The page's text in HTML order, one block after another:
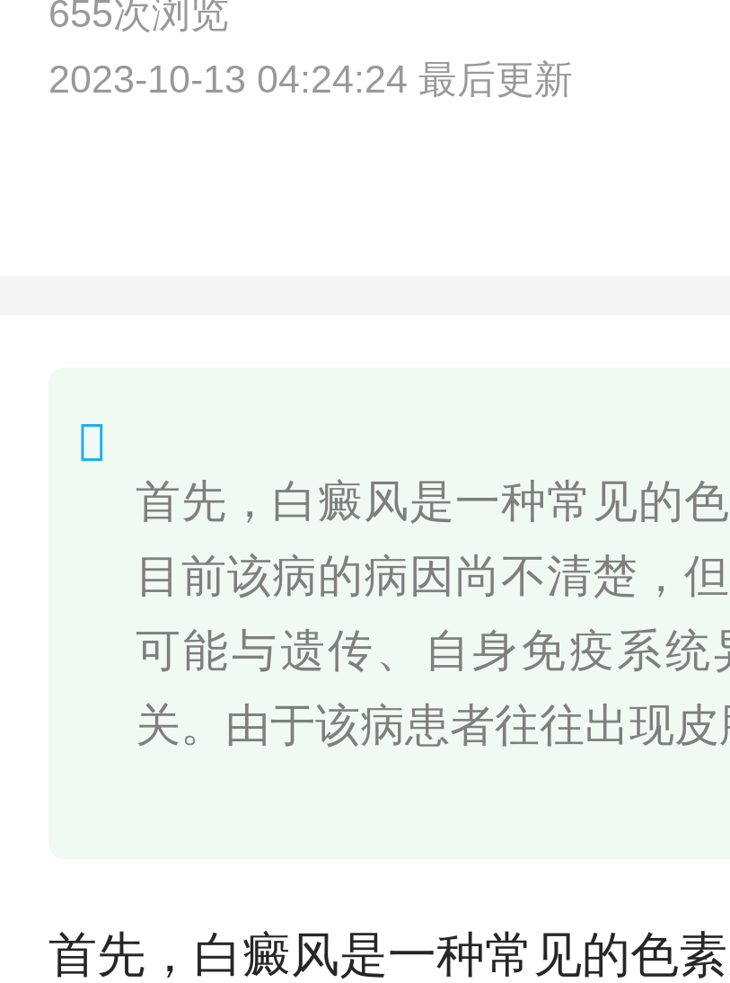
655次浏览
2023-10-13 04:24:24 最后更新
首先，白癜风是一种常见的
目前该病的病因尚不清楚，
可能与遗传、自身免疫系统
关。由于该病患者往往出现
首先，白癜风是一种常见的色